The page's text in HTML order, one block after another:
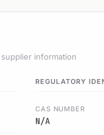
information
REGULATORY
CAS NUMBER
N/A